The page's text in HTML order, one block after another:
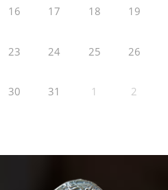
16 17 18 19
23 24 25 26
30 31 1 2